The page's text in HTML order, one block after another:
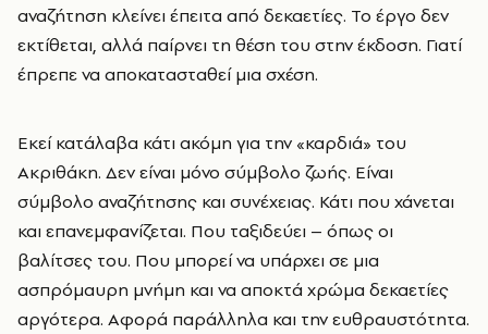
αναζήτηση κλείνει έπειτα από δεκαετίες. Το έργο δεν
εκτίθεται, αλλά παίρνει τη θέση του στην έκδοση. Γιατί
έπρεπε να αποκατασταθεί μια σχέση.
Εκεί κατάλαβα κάτι ακόμη για την «καρδιά» του
Ακριθάκη. Δεν είναι μόνο σύμβολο ζωής. Είναι
σύμβολο αναζήτησης και συνέχειας. Κάτι που χάνεται
και επανεμφανίζεται. Που ταξιδεύει – όπως οι
βαλίτσες του. Που μπορεί να υπάρχει σε μια
ασπρόμαυρη μνήμη και να αποκτά χρώμα δεκαετίες
αργότερα. Αφορά παράλληλα και την ευθραυστότητα.